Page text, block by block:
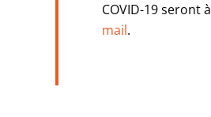
COVID-19 seront à
mail.